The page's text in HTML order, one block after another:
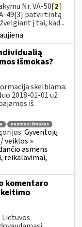
Nr. VA-50[2]
49[3] patvirtintą
į tai, kad...
išmokas?
skelbiama:
2018-01-01 už
iš
nuomos išmokos
Gyventojų
veiklos »
asmens
reikalavimai,
komentaro